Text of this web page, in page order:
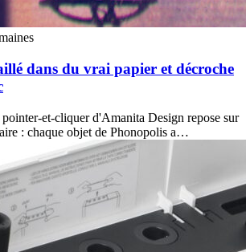
dans du vrai papier et décroche
et-cliquer d'Amanita Design repose sur
: chaque objet de Phonopolis a…